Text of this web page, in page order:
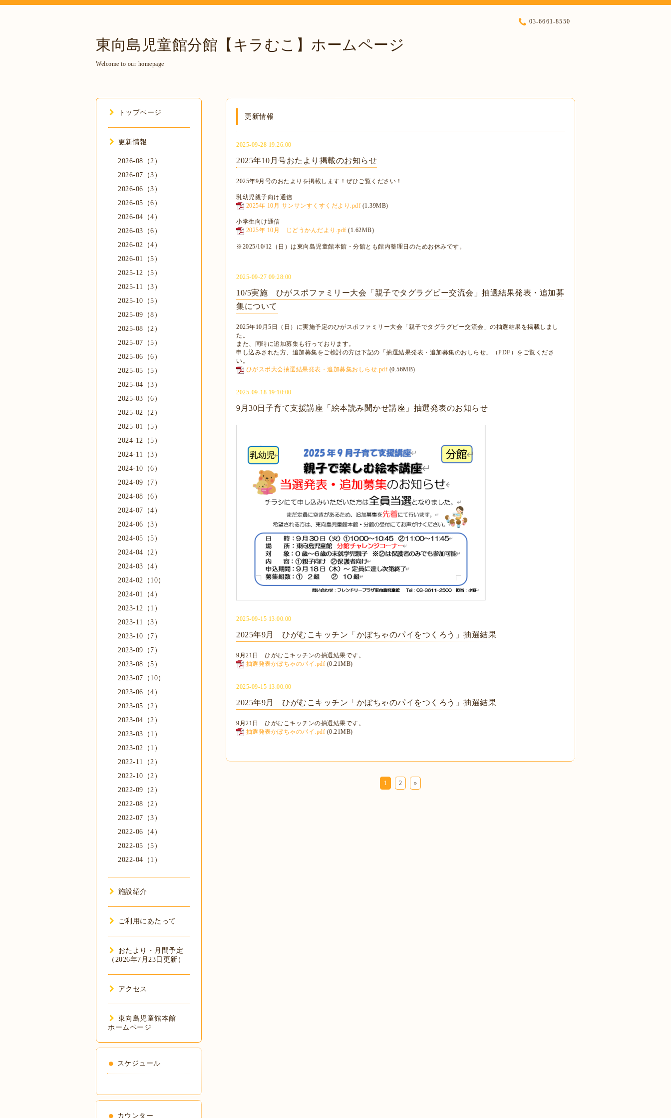
東向島児童館分館【キラむこ】ホームページ
Welcome to our homepage
03-6661-8550
更新情報
2025-09-28 19:26:00
2025年10月号おたより掲載のお知らせ
2025年9月号のおたよりを掲載します！ぜひご覧ください！
乳幼児親子向け通信
2025年 10月 サンサンすくすくだより.pdf (1.39MB)
小学生向け通信
2025年 10月 じどうかんだより.pdf (1.62MB)
※2025/10/12（日）は東向島児童館本館・分館とも館内整理日のためお休みです。
2025-09-27 09:28:00
10/5実施 ひがスポファミリー大会「親子でタグラグビー交流会」抽選結果発表・追加募
集について
2025年10月5日（日）に実施予定のひがスポファミリー大会「親子でタグラグビー交流会」の抽選結果を掲載しまし
た。
また、同時に追加募集も行っております。
申し込みされた方、追加募集をご検討の方は下記の「抽選結果発表・追加募集のおしらせ」（PDF）をご覧くださ
い。
ひがスポ大会抽選結果発表・追加募集おしらせ.pdf (0.56MB)
2025-09-18 19:10:00
9月30日子育て支援講座「絵本読み聞かせ講座」抽選発表のお知らせ
2025-09-15 13:00:00
2025年9月 ひがむこキッチン「かぼちゃのパイをつくろう」抽選結果
9月21日 ひがむこキッチンの抽選結果です。
抽選発表かぼちゃのパイ.pdf (0.21MB)
2025-09-15 13:00:00
2025年9月 ひがむこキッチン「かぼちゃのパイをつくろう」抽選結果
9月21日 ひがむこキッチンの抽選結果です。
抽選発表かぼちゃのパイ.pdf (0.21MB)
1 2 »
トップページ
更新情報
2026-08（2）
2026-07（3）
2026-06（3）
2026-05（6）
2026-04（4）
2026-03（6）
2026-02（4）
2026-01（5）
2025-12（5）
2025-11（3）
2025-10（5）
2025-09（8）
2025-08（2）
2025-07（5）
2025-06（6）
2025-05（5）
2025-04（3）
2025-03（6）
2025-02（2）
2025-01（5）
2024-12（5）
2024-11（3）
2024-10（6）
2024-09（7）
2024-08（6）
2024-07（4）
2024-06（3）
2024-05（5）
2024-04（2）
2024-03（4）
2024-02（10）
2024-01（4）
2023-12（1）
2023-11（3）
2023-10（7）
2023-09（7）
2023-08（5）
2023-07（10）
2023-06（4）
2023-05（2）
2023-04（2）
2023-03（1）
2023-02（1）
2022-11（2）
2022-10（2）
2022-09（2）
2022-08（2）
2022-07（3）
2022-06（4）
2022-05（5）
2022-04（1）
施設紹介
ご利用にあたって
おたより・月間予定
（2026年7月23日更新）
アクセス
東向島児童館本館
ホームページ
スケジュール
カウンター